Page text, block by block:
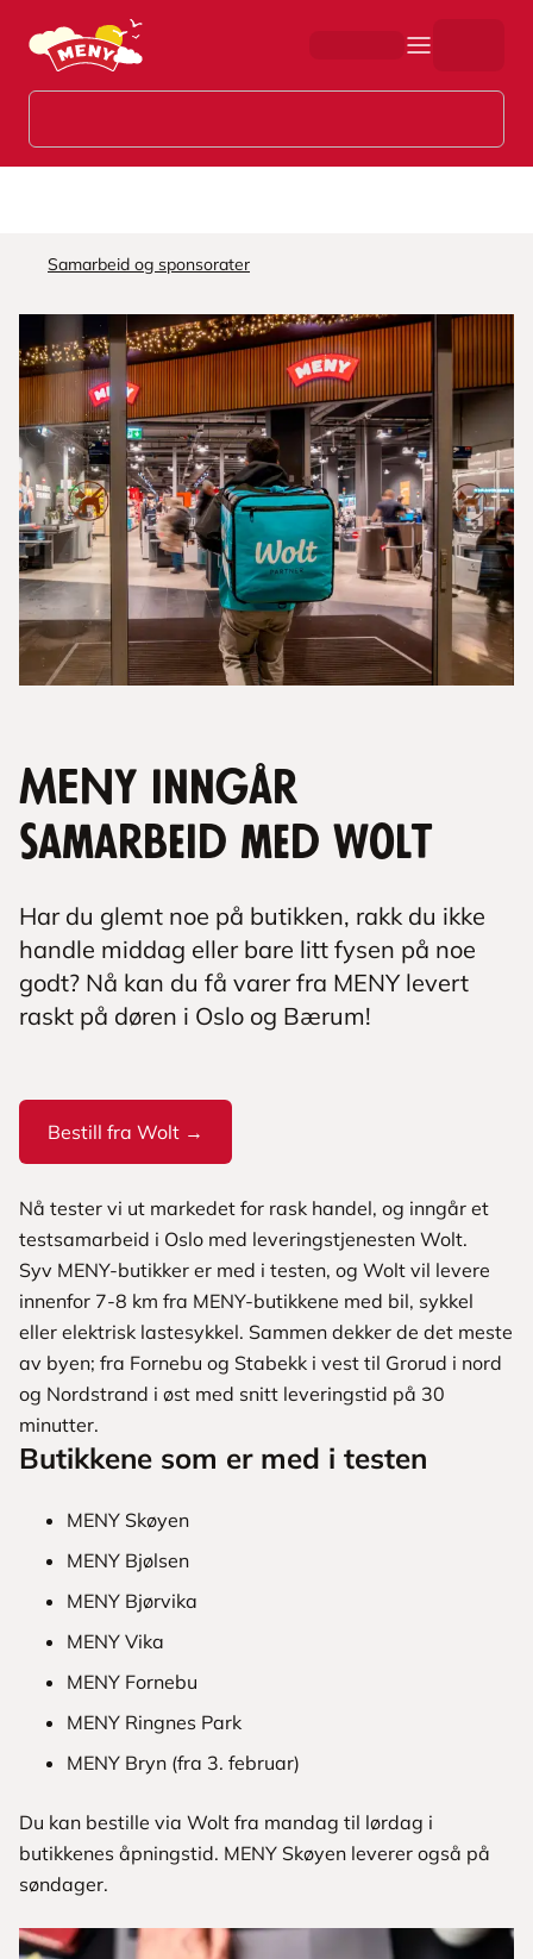
Hopp til hovedinnhold
Samarbeid og sponsorater
MENY inngår
samarbeid med Wolt
Har du glemt noe på butikken, rakk du ikke
handle middag eller bare litt fysen på noe
godt? Nå kan du få varer fra MENY levert
raskt på døren i Oslo og Bærum!
Bestill fra Wolt →
Nå tester vi ut markedet for rask handel, og inngår et
testsamarbeid i Oslo med leveringstjenesten Wolt.
Syv MENY-butikker er med i testen, og Wolt vil levere
innenfor 7-8 km fra MENY-butikkene med bil, sykkel
eller elektrisk lastesykkel. Sammen dekker de det meste
av byen; fra Fornebu og Stabekk i vest til Grorud i nord
og Nordstrand i øst med snitt leveringstid på 30
minutter.
Butikkene som er med i testen
MENY Skøyen
MENY Bjølsen
MENY Bjørvika
MENY Vika
MENY Fornebu
MENY Ringnes Park
MENY Bryn (fra 3. februar)
Du kan bestille via Wolt fra mandag til lørdag i
butikkenes åpningstid. MENY Skøyen leverer også på
søndager.